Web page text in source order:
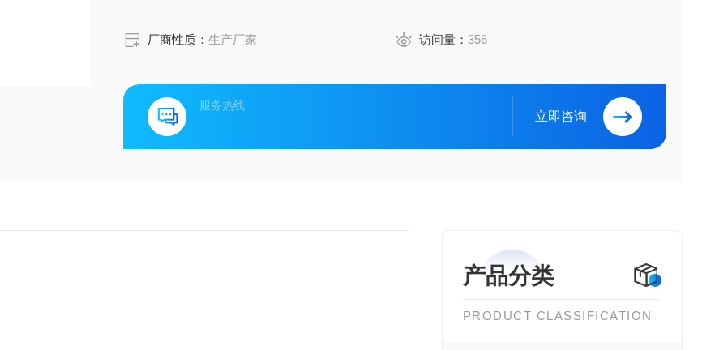
厂商性质：生产厂家 访问量： 356
服务热线
立即咨询
产品分类
PRODUCT CLASSIFICATION